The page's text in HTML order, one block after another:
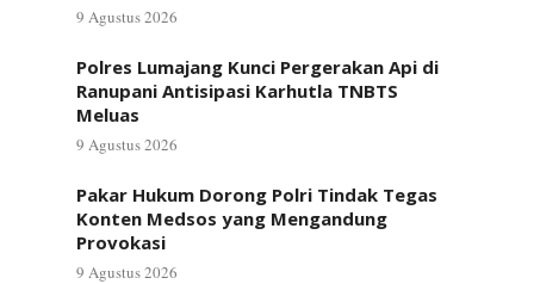
9 Agustus 2026
Polres Lumajang Kunci Pergerakan Api di
Ranupani Antisipasi Karhutla TNBTS
Meluas
9 Agustus 2026
Pakar Hukum Dorong Polri Tindak Tegas
Konten Medsos yang Mengandung
Provokasi
9 Agustus 2026